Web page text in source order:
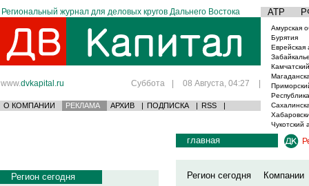
Региональный журнал для деловых кругов Дальнего Востока АТР
www.dvkapital.ru Суббота | 08 Августа, 04:27 |
О КОМПАНИИ РЕКЛАМА АРХИВ | ПОДПИСКА | RSS |
Амурская
Бурятия
Еврейская
Чукотский
Регион сегодня
главная
Регион сегодня
Компании